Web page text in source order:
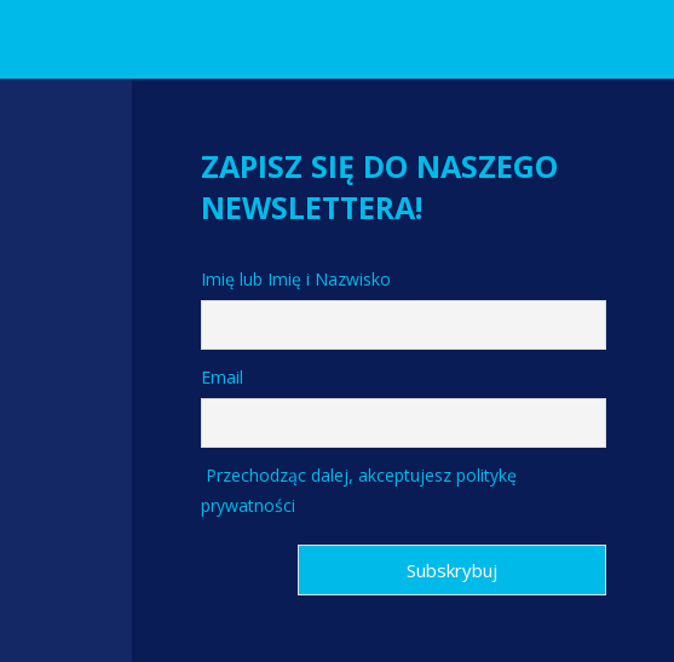
ZAPISZ SIĘ DO NASZEGO
NEWSLETTERA!
Imię lub Imię i Nazwisko
Email
Przechodząc dalej, akceptujesz politykę
prywatności